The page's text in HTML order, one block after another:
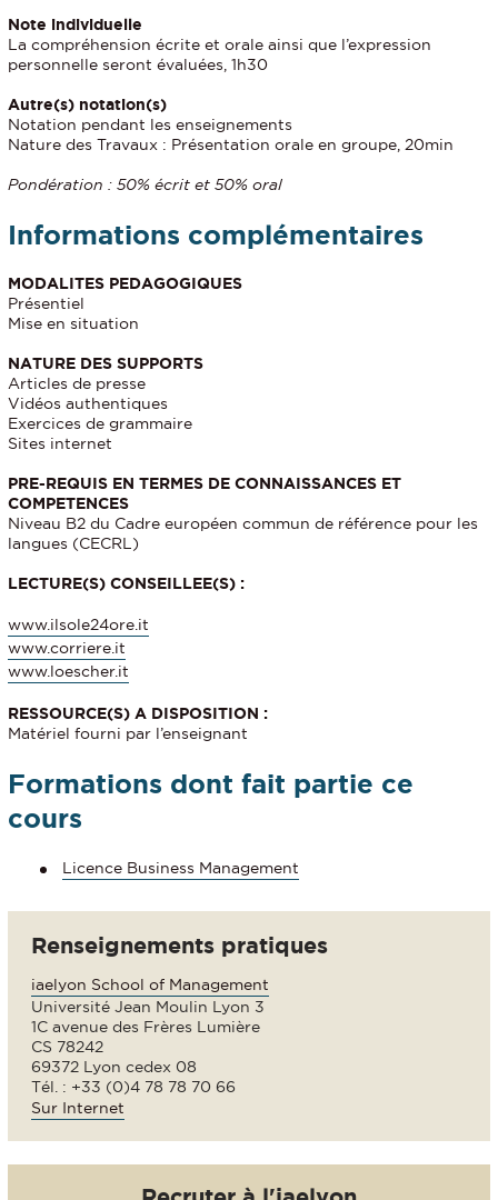
Note individuelle
La compréhension écrite et orale ainsi que l’expression
personnelle seront évaluées, 1h30
Autre(s) notation(s)
Notation pendant les enseignements
Nature des Travaux : Présentation orale en groupe, 20min
Pondération : 50% écrit et 50% oral
Informations complémentaires
MODALITES PEDAGOGIQUES
Présentiel
Mise en situation
NATURE DES SUPPORTS
Articles de presse
Vidéos authentiques
Exercices de grammaire
Sites internet
PRE-REQUIS EN TERMES DE CONNAISSANCES ET
COMPETENCES
Niveau B2 du Cadre européen commun de référence pour les
langues (CECRL)
LECTURE(S) CONSEILLEE(S) :
www.ilsole24ore.it
www.corriere.it
www.loescher.it
RESSOURCE(S) A DISPOSITION :
Matériel fourni par l’enseignant
Formations dont fait partie ce
cours
Licence Business Management
Renseignements pratiques
iaelyon School of Management
Université Jean Moulin Lyon 3
1C avenue des Frères Lumière
CS 78242
69372 Lyon cedex 08
Tél. : +33 (0)4 78 78 70 66
Sur Internet